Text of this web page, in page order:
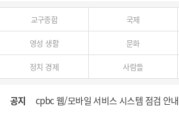
교구종합 국제
영성 생활 문화
정치 경제 사람들
공지 cpbc 웹/모바일 서비스 시스템 점검 안내